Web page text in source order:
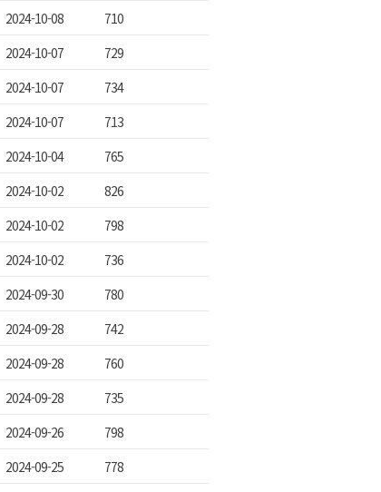
2024-10-08
710
2024-10-07
729
2024-10-07
734
2024-10-07
713
2024-10-04
765
2024-10-02
826
2024-10-02
798
2024-10-02
736
2024-09-30
780
2024-09-28
742
2024-09-28
760
2024-09-28
735
2024-09-26
798
2024-09-25 778